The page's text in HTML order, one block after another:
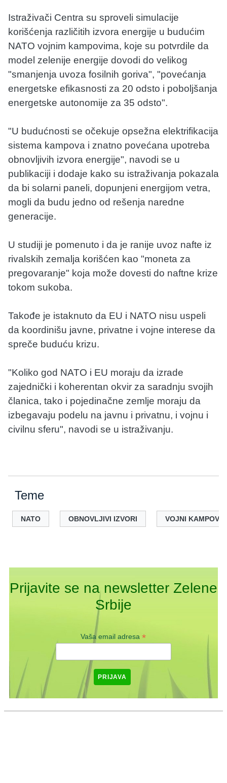
Istraživači Centra su sproveli simulacije
korišćenja različitih izvora energije u budućim
NATO vojnim kampovima, koje su potvrdile da
model zelenije energije dovodi do velikog
"smanjenja uvoza fosilnih goriva", "povećanja
energetske efikasnosti za 20 odsto i poboljšanja
energetske autonomije za 35 odsto".
"U budućnosti se očekuje opsežna elektrifikacija
sistema kampova i znatno povećana upotreba
obnovljivih izvora energije", navodi se u
publikaciji i dodaje kako su istraživanja pokazala
da bi solarni paneli, dopunjeni energijom vetra,
mogli da budu jedno od rešenja naredne
generacije.
U studiji je pomenuto i da je ranije uvoz nafte iz
rivalskih zemalja korišćen kao "moneta za
pregovaranje" koja može dovesti do naftne krize
tokom sukoba.
Takođe je istaknuto da EU i NATO nisu uspeli
da koordinišu javne, privatne i vojne interese da
spreče buduću krizu.
"Koliko god NATO i EU moraju da izrade
zajednički i koherentan okvir za saradnju svojih
članica, tako i pojedinačne zemlje moraju da
izbegavaju podelu na javnu i privatnu, i vojnu i
civilnu sferu", navodi se u istraživanju.
Teme
NATO OBNOVLJIVI IZVORI VOJNI KAMPOVI
Prijavite se na newsletter Zelene
Srbije
Vaša email adresa*